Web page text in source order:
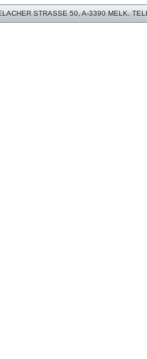
STRASSE 50, A-3390 MELK.